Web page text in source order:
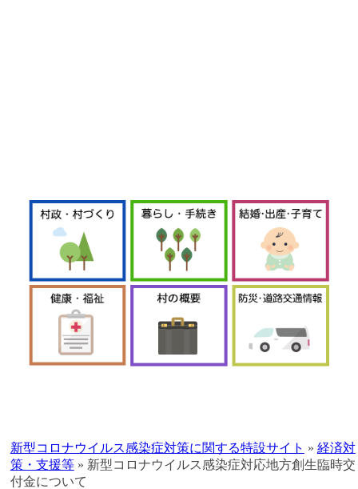
移
動
新型コロナウイルス感染症対策に関する特設サイト » 経済対
策・支援等 » 新型コロナウイルス感染症対応地方創生臨時交
付金について